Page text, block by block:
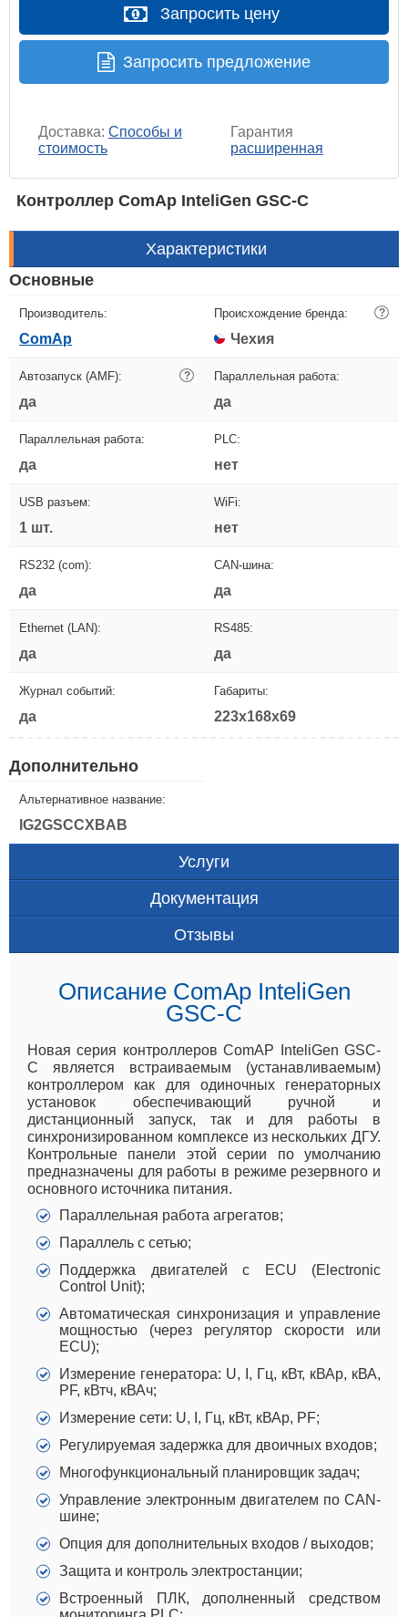
Запросить цену
Запросить предложение
Доставка: Способы и
стоимость
Гарантия
расширенная
Контроллер ComAp InteliGen GSC-C
Характеристики
Основные
Производитель:
ComAp
Происхождение бренда: ?
Чехия
Автозапуск (AMF): ?
да
Параллельная работа:
да
Параллельная работа:
да
PLC:
нет
USB разъем:
1 шт.
WiFi:
нет
RS232 (com):
да
CAN-шина:
да
Ethernet (LAN):
да
RS485:
да
Журнал событий:
да
Габариты:
223x168x69
Дополнительно
Альтернативное название:
IG2GSCCXBAB
Услуги
Документация
Отзывы
Описание ComAp InteliGen
GSC-C
Новая серия контроллеров ComAP InteliGen GSC-
C является встраиваемым (устанавливаемым)
контроллером как для одиночных генераторных
установок обеспечивающий ручной и
дистанционный запуск, так и для работы в
синхронизированном комплексе из нескольких ДГУ.
Контрольные панели этой серии по умолчанию
предназначены для работы в режиме резервного и
основного источника питания.
Параллельная работа агрегатов;
Параллель с сетью;
Поддержка двигателей с ECU (Electronic
Control Unit);
Автоматическая синхронизация и управление
мощностью (через регулятор скорости или
ECU);
Измерение генератора: U, I, Гц, кВт, кВАр, кВА,
PF, кВтч, кВАч;
Измерение сети: U, I, Гц, кВт, кВАр, PF;
Регулируемая задержка для двоичных входов;
Многофункциональный планировщик задач;
Управление электронным двигателем по CAN-
шине;
Опция для дополнительных входов / выходов;
Защита и контроль электростанции;
Встроенный ПЛК, дополненный средством